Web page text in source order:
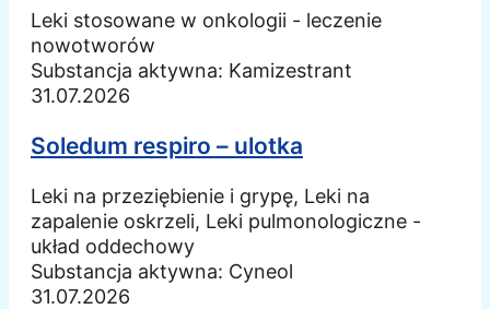
Leki stosowane w onkologii - leczenie
nowotworów
Substancja aktywna: Kamizestrant
31.07.2026
Soledum respiro – ulotka
Leki na przeziębienie i grypę, Leki na
zapalenie oskrzeli, Leki pulmonologiczne -
układ oddechowy
Substancja aktywna: Cyneol
31.07.2026